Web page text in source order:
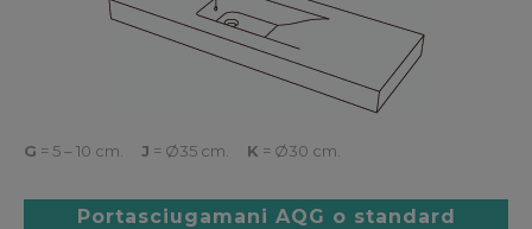
G = 5 – 10 cm. J = Ø35 cm. K = Ø30 cm.
Portasciugamani AQG o standard